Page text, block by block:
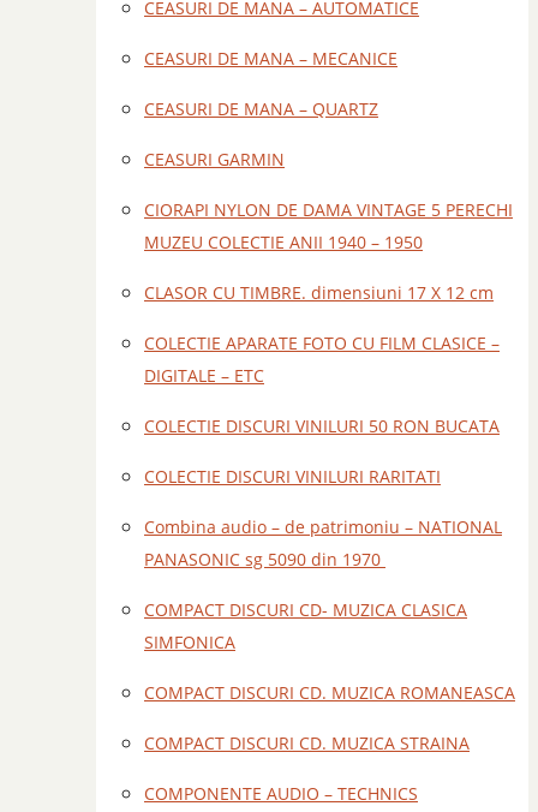
CEASURI DE MANA – AUTOMATICE
CEASURI DE MANA – MECANICE
CEASURI DE MANA – QUARTZ
CEASURI GARMIN
CIORAPI NYLON DE DAMA VINTAGE 5 PERECHI
MUZEU COLECTIE ANII 1940 – 1950
CLASOR CU TIMBRE. dimensiuni 17 X 12 cm
COLECTIE APARATE FOTO CU FILM CLASICE –
DIGITALE – ETC
COLECTIE DISCURI VINILURI 50 RON BUCATA
COLECTIE DISCURI VINILURI RARITATI
Combina audio – de patrimoniu – NATIONAL
PANASONIC sg 5090 din 1970
COMPACT DISCURI CD- MUZICA CLASICA
SIMFONICA
COMPACT DISCURI CD. MUZICA ROMANEASCA
COMPACT DISCURI CD. MUZICA STRAINA
COMPONENTE AUDIO – TECHNICS